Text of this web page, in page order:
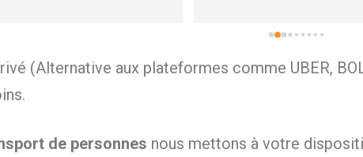
(Alternative aux plateformes comme UBER,
de personnes nous mettons à votre